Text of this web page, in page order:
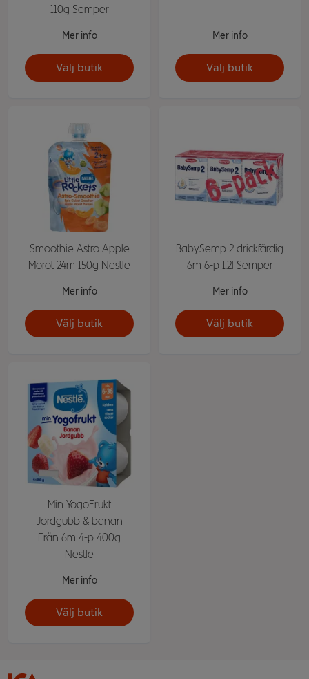
110g Semper
Mer info
Välj butik
Mer info
Välj butik
Smoothie Astro Äpple
Morot 24m 150g Nestle
Mer info
Välj butik
BabySemp 2 drickfärdig
6m 6-p 1.2l Semper
Mer info
Välj butik
Min YogoFrukt
Jordgubb & banan
Från 6m 4-p 400g
Nestle
Mer info
Välj butik